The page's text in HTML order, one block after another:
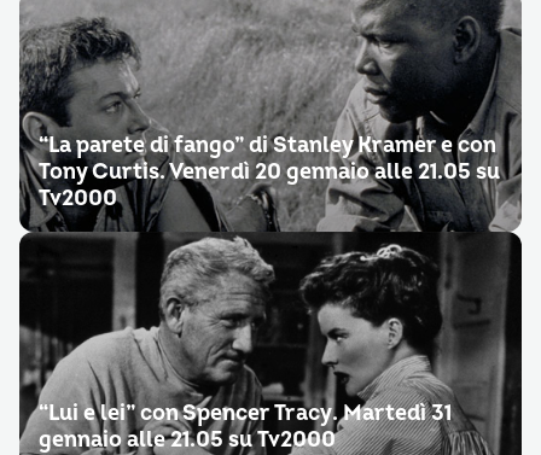
“La parete di fango” di Stanley Kramer e con
Tony Curtis. Venerdì 20 gennaio alle 21.05 su
Tv2000
“Lui e lei” con Spencer Tracy. Martedì 31
gennaio alle 21.05 su Tv2000